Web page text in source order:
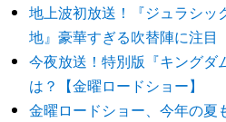
地上波初放送！『ジュラシッ
地』豪華すぎる吹替陣に注目
今夜放送！特別版『キングダ
は？【金曜ロードショー】
金曜ロードショー、今年の